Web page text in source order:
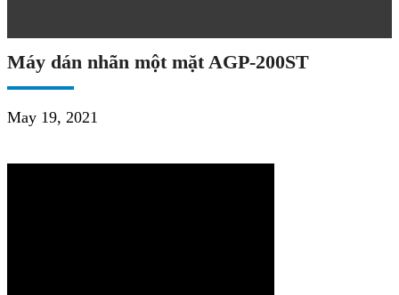
Máy dán nhãn một mặt AGP-200ST
May 19, 2021